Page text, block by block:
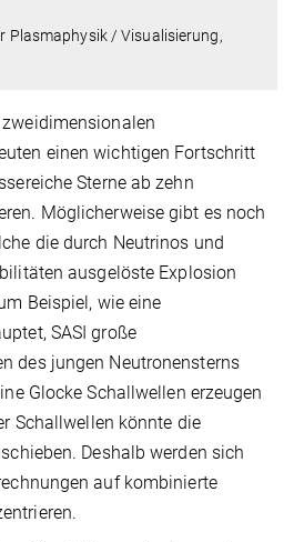
/ Visualisierung,
einen wichtigen Fortschritt
Sterne ab zehn
Möglicherweise gibt es noch
die durch Neutrinos und
ausgelöste Explosion
Beispiel, wie eine
SASI große
des jungen Neutronensterns
Glocke Schallwellen erzeugen
Schallwellen könnte die
Deshalb werden sich
auf kombinierte